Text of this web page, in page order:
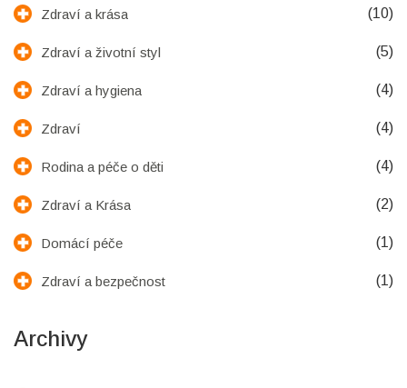
Zdraví a krása (10)
Zdraví a životní styl (5)
Zdraví a hygiena (4)
Zdraví (4)
Rodina a péče o děti (4)
Zdraví a Krása (2)
Domácí péče (1)
Zdraví a bezpečnost (1)
Archivy